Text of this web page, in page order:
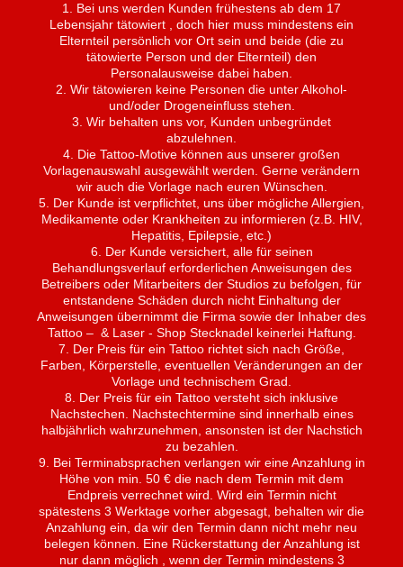
1. Bei uns werden Kunden frühestens ab dem 17
Lebensjahr tätowiert , doch hier muss mindestens ein
Elternteil persönlich vor Ort sein und beide (die zu
tätowierte Person und der Elternteil) den
Personalausweise dabei haben.
2. Wir tätowieren keine Personen die unter Alkohol-
und/oder Drogeneinfluss stehen.
3. Wir behalten uns vor, Kunden unbegründet
abzulehnen.
4. Die Tattoo-Motive können aus unserer großen
Vorlagenauswahl ausgewählt werden. Gerne verändern
wir auch die Vorlage nach euren Wünschen.
5. Der Kunde ist verpflichtet, uns über mögliche Allergien,
Medikamente oder Krankheiten zu informieren (z.B. HIV,
Hepatitis, Epilepsie, etc.)
6. Der Kunde versichert, alle für seinen
Behandlungsverlauf erforderlichen Anweisungen des
Betreibers oder Mitarbeiters der Studios zu befolgen, für
entstandene Schäden durch nicht Einhaltung der
Anweisungen übernimmt die Firma sowie der Inhaber des
Tattoo – & Laser - Shop Stecknadel keinerlei Haftung.
7. Der Preis für ein Tattoo richtet sich nach Größe,
Farben, Körperstelle, eventuellen Veränderungen an der
Vorlage und technischem Grad.
8. Der Preis für ein Tattoo versteht sich inklusive
Nachstechen. Nachstechtermine sind innerhalb eines
halbjährlich wahrzunehmen, ansonsten ist der Nachstich
zu bezahlen.
9. Bei Terminabsprachen verlangen wir eine Anzahlung in
Höhe von min. 50 € die nach dem Termin mit dem
Endpreis verrechnet wird. Wird ein Termin nicht
spätestens 3 Werktage vorher abgesagt, behalten wir die
Anzahlung ein, da wir den Termin dann nicht mehr neu
belegen können. Eine Rückerstattung der Anzahlung ist
nur dann möglich , wenn der Termin mindestens 3